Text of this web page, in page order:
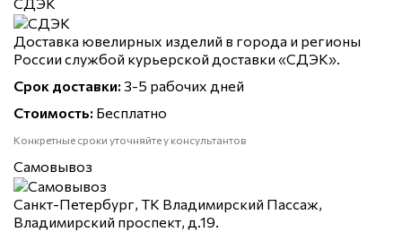
Доставка ювелирных изделий в города и регионы
России службой курьерской доставки «СДЭК».
Срок доставки: 3-5 рабочих дней
Стоимость: Бесплатно
Конкретные сроки уточняйте у консультантов
Самовывоз
Санкт-Петербург, ТК Владимирский Пассаж,
Владимирский проспект, д.19.